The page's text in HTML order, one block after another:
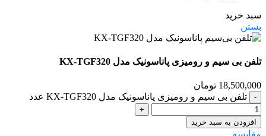
سبد خرید
بستن
تلفن بی سیم و رومیزی پاناسونیک مدل KX-TGF320
18,500,000 تومان
تلفن بی سیم و رومیزی پاناسونیک مدل KX-TGF320 عدد
افزودن به سبد خرید